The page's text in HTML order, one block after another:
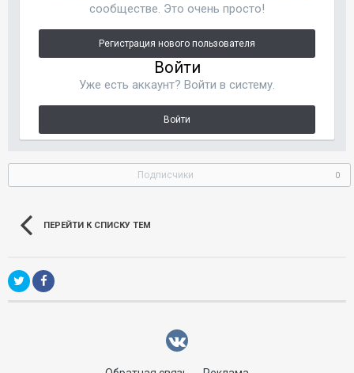
сообществе. Это очень просто!
Регистрация нового пользователя
Войти
Уже есть аккаунт? Войти в систему.
Войти
Подписчики 0
ПЕРЕЙТИ К СПИСКУ ТЕМ